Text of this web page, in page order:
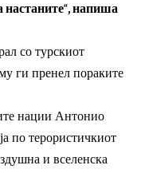
настаните“, напиша
со турскиот
ги пренел пораките
нации Антонио
по терористичкиот
и вселенска